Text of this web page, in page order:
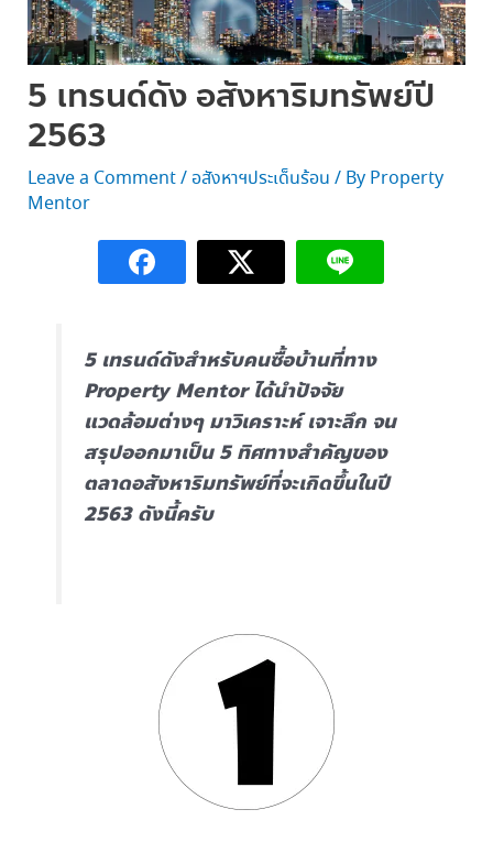
5 เทรนด์ดัง อสังหาริมทรัพย์ปี
2563
Leave a Comment/ อสังหาฯประเด็นร้อน / By Property
Mentor
5 เทรนด์ดังสำหรับคนซื้อบ้านที่ทาง
Property Mentor ได้นำปัจจัย
แวดล้อมต่างๆ มาวิเคราะห์ เจาะลึก จน
สรุปออกมาเป็น 5 ทิศทางสำคัญของ
ตลาดอสังหาริมทรัพย์ที่จะเกิดขึ้นในปี
2563 ดังนี้ครับ